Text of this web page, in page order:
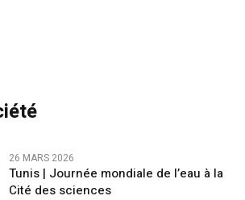
26 MARS 2026
Tunis | Journée mondiale de l’eau à la
Cité des sciences